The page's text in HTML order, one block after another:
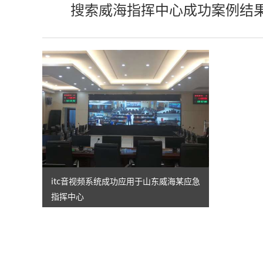
搜索威海指挥中心成功案例结
itc音视频系统成功应用于山东威海某应急
指挥中心